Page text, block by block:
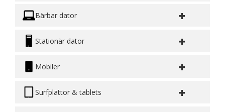
Bärbar dator +
Stationär dator +
Mobiler +
Surfplattor & tablets +